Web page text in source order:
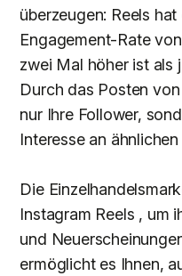
überzeugen: Reels
Engagement-Rate
zwei Mal höher ist als
Durch das Posten
nur Ihre Follower,
Interesse an
Die
Instagram Reels , um
und
ermöglicht es Ihnen,